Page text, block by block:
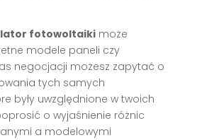
fotowoltaiki może
modele paneli czy
negocjacji możesz zapytać o
tych samych
były uwzględnione w twoich
o wyjaśnienie różnic
a modelowymi